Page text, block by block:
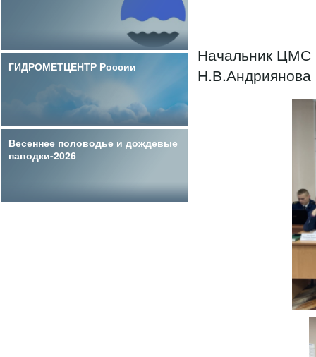
Н.В.Андриянова
ГИДРОМЕТЦЕНТР России
Весеннее половодье и дождевые
паводки-2026